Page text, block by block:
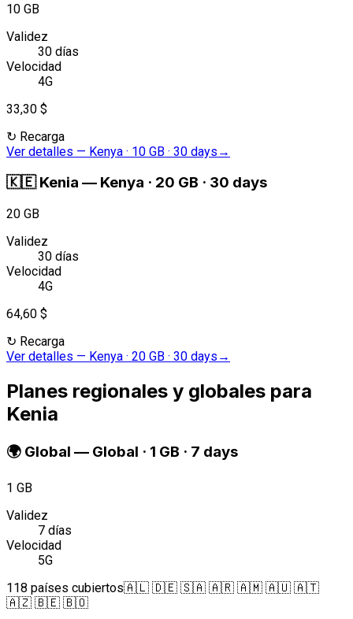
10 GB
Validez
30 días
Velocidad
4G
33,30 $
↻ Recarga
Ver detalles — Kenya · 10 GB · 30 days →
🇰🇪 Kenia — Kenya · 20 GB · 30 days
20 GB
Validez
30 días
Velocidad
4G
64,60 $
↻ Recarga
Ver detalles — Kenya · 20 GB · 30 days →
Planes regionales y globales para
Kenia
🌍 Global — Global · 1 GB · 7 days
1 GB
Validez
7 días
Velocidad
5G
118 países cubiertos🇦🇱 🇩🇪 🇸🇦 🇦🇷 🇦🇲 🇦🇺 🇦🇹
🇦🇿 🇧🇪 🇧🇴